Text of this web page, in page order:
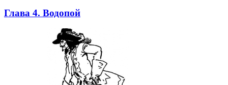
Глава 4. Водопой